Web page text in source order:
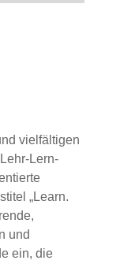
vielfältigen
Lern-
„Learn.
und
ein, die